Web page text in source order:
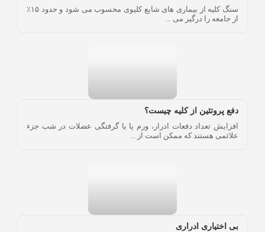
سنگ کلیه از بیماری های شایع کلیوی محسوب می شود و حدود ۱۵٪
از جامعه را درگیر می ...
دفع پروتئین از کلیه چیست؟
افزایش تعداد دفعات ادرار، ورم پا یا گرفتگی عضلات در شب جزء
علائمی هستند که ممکن است از ...
بی اختیاری ادراری